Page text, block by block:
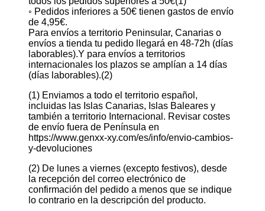
◦ Pedidos inferiores a 50€ tienen gastos de envío
de 4,95€.
Para envíos a territorio Peninsular, Canarias o
envíos a tienda tu pedido llegará en 48-72h (días
laborables).Y para envíos a territorios
internacionales los plazos se amplían a 14 días
(días laborables).(2)
(1) Enviamos a todo el territorio español,
incluidas las Islas Canarias, Islas Baleares y
también a territorio Internacional. Revisar costes
de envío fuera de Península en
https://www.genxx-xy.com/es/info/envio-cambios-
y-devoluciones
(2) De lunes a viernes (excepto festivos), desde
la recepción del correo electrónico de
confirmación del pedido a menos que se indique
lo contrario en la descripción del producto.